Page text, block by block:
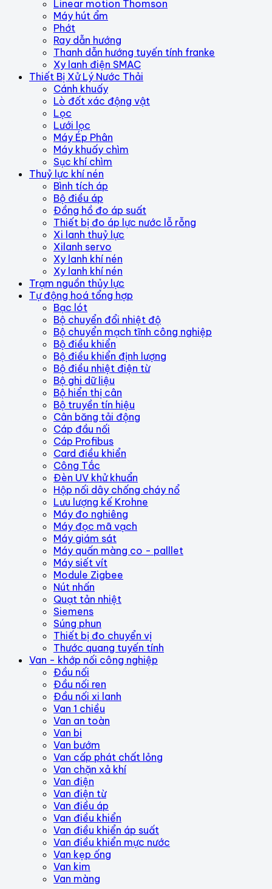
Linear motion Thomson
Máy hút ẩm
Phớt
Ray dẫn hướng
Thanh dẫn hướng tuyến tính franke
Xy lanh điện SMAC
Thiết Bị Xử Lý Nước Thải
Cánh khuấy
Lò đốt xác động vật
Lọc
Lưới lọc
Máy Ép Phân
Máy khuấy chìm
Sục khí chìm
Thuỷ lực khí nén
Bình tích áp
Bộ điều áp
Đồng hồ đo áp suất
Thiết bị đo áp lực nước lỗ rỗng
Xi lanh thuỷ lực
Xilanh servo
Xy lanh khí nén
Xy lanh khí nén
Trạm nguồn thủy lực
Tự động hoá tổng hợp
Bạc lót
Bộ chuyển đổi nhiệt độ
Bộ chuyển mạch tĩnh công nghiệp
Bộ điều khiển
Bộ điều khiển định lượng
Bộ điều nhiệt điện từ
Bộ ghi dữ liệu
Bộ hiển thị cân
Bộ truyền tín hiệu
Cân băng tải động
Cáp đầu nối
Cáp Profibus
Card điều khiển
Công Tắc
Đèn UV khử khuẩn
Hộp nối dây chống cháy nổ
Lưu lượng kế Krohne
Máy đo nghiêng
Máy đọc mã vạch
Máy giám sát
Máy quấn màng co - palllet
Máy siết vít
Module Zigbee
Nút nhấn
Quạt tản nhiệt
Siemens
Súng phun
Thiết bị đo chuyển vị
Thước quang tuyến tính
Van - khớp nối công nghiệp
Đầu nối
Đầu nối ren
Đầu nối xi lanh
Van 1 chiều
Van an toàn
Van bi
Van bướm
Van cấp phát chất lỏng
Van chặn xả khí
Van điện
Van điện từ
Van điều áp
Van điều khiển
Van điều khiển áp suất
Van điều khiển mực nước
Van kẹp ống
Van kim
Van màng